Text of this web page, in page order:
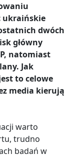
ukraińskie
dwóch
główny
natomiast
Jak
to celowe
media kierują
warto
trudno
badań w